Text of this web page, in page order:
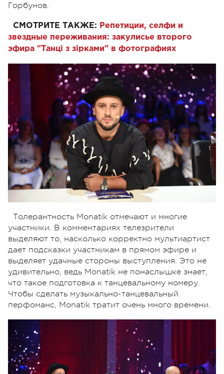
Горбунов.
СМОТРИТЕ ТАКЖЕ: Репетиции, селфи и
звездные переживания: закулисье второго
эфира "Танці з зірками" в фотографиях
Толерантность Monatik отмечают и многие
участники. В комментариях телезрители
выделяют то, насколько корректно мультиартист
дает подсказки участникам в прямом эфире и
выделяет удачные стороны выступления. Это не
удивительно, ведь Monatik не понаслышке знает,
что такое подготовка к танцевальному номеру.
Чтобы сделать музыкально-танцевальный
перфоманс, Monatik тратит очень много времени.